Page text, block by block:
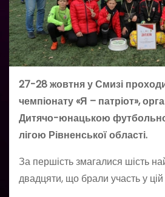
27-28 жовтня у Смизі
чемпіонату «Я – патріот»,
Дитячо-юнацькою
лігою Рівненської області.
За першість змагалися шість
двадцяти, що брали участь у цій